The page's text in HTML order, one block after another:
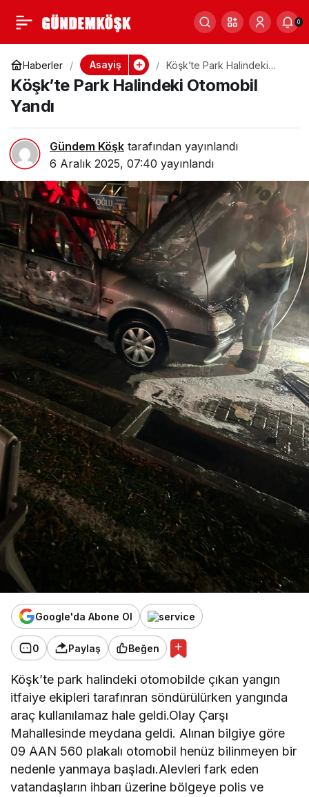
0
Haberler Asayiş
Köşk’te Park Halindeki
Otomobil Yandı
Köşk’te Park Halindeki Otomobil
Yandı
Gündem Köşk tarafından yayınlandı
6 Aralık 2025, 07:40 yayınlandı
Google'da Abone Ol
0 Paylaş Beğen
Köşk’te park halindeki otomobilde çıkan yangın
itfaiye ekipleri tarafınran söndürülürken yangında
araç kullanılamaz hale geldi.Olay Çarşı
Mahallesinde meydana geldi. Alınan bilgiye göre
09 AAN 560 plakalı otomobil henüz bilinmeyen bir
nedenle yanmaya başladı.Alevleri fark eden
vatandaşların ihbarı üzerine bölgeye polis ve
Köşk’te Yaşlı Adam
Evinin Bahçesinde
Ölü Bulundu
0 Paylaş